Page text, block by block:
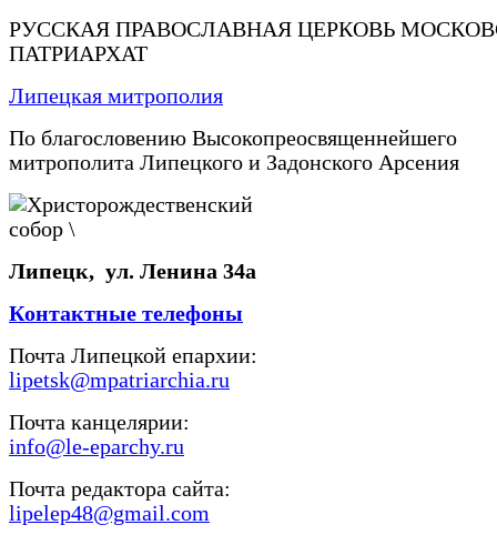
РУССКАЯ ПРАВОСЛАВНАЯ ЦЕРКОВЬ
ПАТРИАРХАТ
Липецкая митрополия
По благословению Высокопреосвященнейшего
митрополита Липецкого и Задонского Арсения
Липецк, ул. Ленина 34а
Контактные телефоны
Почта Липецкой епархии:
lipetsk@mpatriarchia.ru
Почта канцелярии:
info@le-eparchy.ru
Почта редактора сайта:
lipelep48@gmail.com